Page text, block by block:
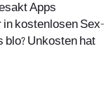
Apps
kostenlosen Sex-
blo? Unkosten hat